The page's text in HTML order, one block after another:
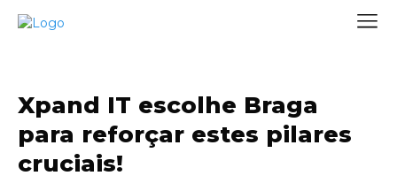
Xpand IT escolhe Braga
para reforçar estes pilares
cruciais!